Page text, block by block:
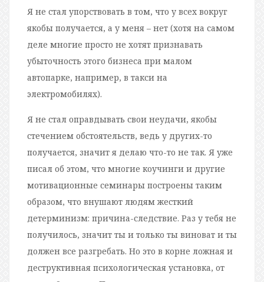
Я не стал упорствовать в том, что у всех вокруг
якобы получается, а у меня – нет (хотя на самом
деле многие просто не хотят признавать
убыточность этого бизнеса при малом
автопарке, например, в такси на
электромобилях).
Я не стал оправдывать свои неудачи, якобы
стечением обстоятельств, ведь у других-то
получается, значит я делаю что-то не так. Я уже
писал об этом, что многие коучинги и другие
мотивационные семинары построены таким
образом, что внушают людям жесткий
детерминизм: причина-следствие. Раз у тебя не
получилось, значит ты и только ты виноват и ты
должен все разгребать. Но это в корне ложная и
деструктивная психологическая установка, от